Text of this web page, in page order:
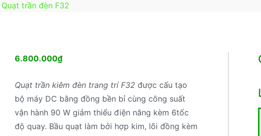
Quạt trần đèn F32
6.800.000₫
Quạt trần kiêm đèn trang trí F32 được cấu tạo
bộ máy DC bằng đồng bền bỉ cùng công suất
vận hành 90 W giảm thiểu điện năng kèm 6tốc
độ quay. Bầu quạt làm bởi hợp kim, lõi đồng kèm